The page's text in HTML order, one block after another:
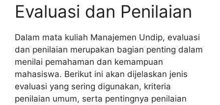
Evaluasi dan Penilaian
Dalam mata kuliah Manajemen Undip, evaluasi
dan penilaian merupakan bagian penting dalam
menilai pemahaman dan kemampuan
mahasiswa. Berikut ini akan dijelaskan jenis
evaluasi yang sering digunakan, kriteria
penilaian umum, serta pentingnya penilaian